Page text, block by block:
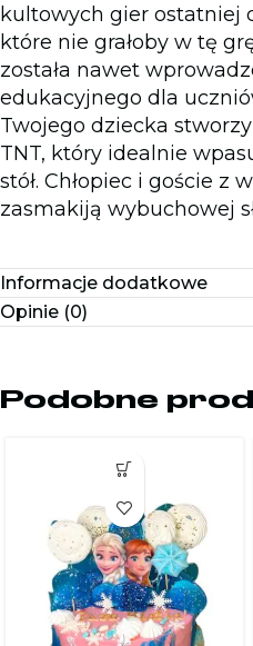
kultowych gier ostatniej
które nie grałoby w tę
została nawet
edukacyjnego dla
Twojego dziecka
TNT, który idealnie
stół. Chłopiec i goście z
zasmakiją wybuchowej
Informacje dodatkowe
Opinie (0)
Podobne